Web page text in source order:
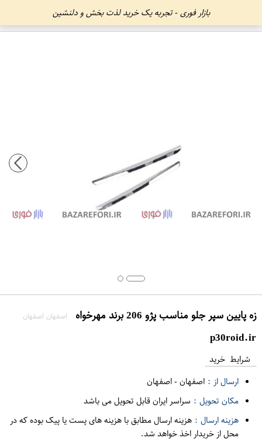
بازار فوری - تجربه یک خرید لذت بخش و دلنشین
زه پایین سپر جلو مناسب پژو 206 برند مهرخواه اصفهان اصفهان
p30roid.ir
شرایط خرید
ارسال از : اصفهان-اصفهان
مکان تحویل : سراسر ایران قابل تحویل می باشد
هزینه ارسال : هزینه ارسال مطابق با هزینه های پست یا پیک بوده که در
محل از خریدار اخذ خواهد شد.